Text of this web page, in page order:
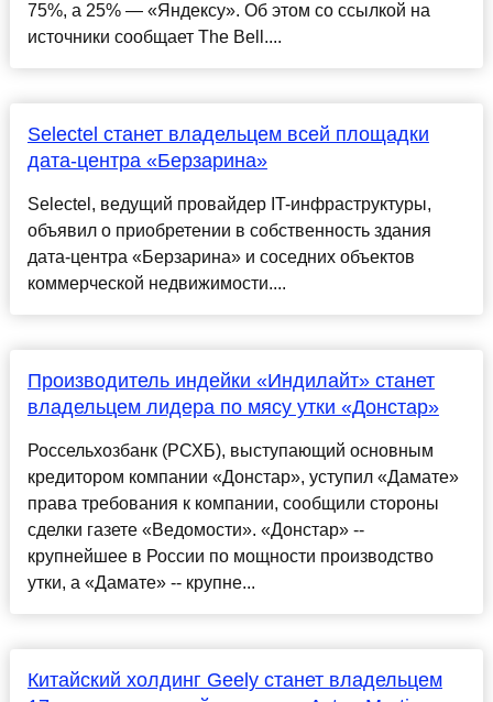
75%, а 25% — «Яндексу». Об этом со ссылкой на
источники сообщает The Bell....
Selectel станет владельцем всей площадки
дата-центра «Берзарина»
Selectel, ведущий провайдер IT-инфраструктуры,
объявил о приобретении в собственность здания
дата-центра «Берзарина» и соседних объектов
коммерческой недвижимости....
Производитель индейки «Индилайт» станет
владельцем лидера по мясу утки «Донстар»
Россельхозбанк (РСХБ), выступающий основным
кредитором компании «Донстар», уступил «Дамате»
права требования к компании, сообщили стороны
сделки газете «Ведомости». «Донстар» --
крупнейшее в России по мощности производство
утки, а «Дамате» -- крупне...
Китайский холдинг Geely станет владельцем